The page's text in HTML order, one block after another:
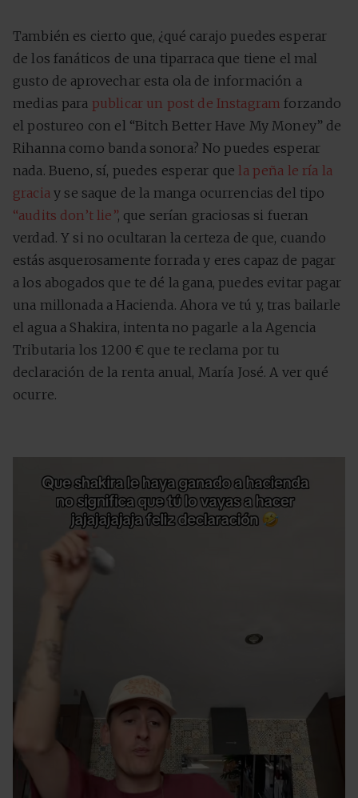
También es cierto que, ¿qué carajo puedes esperar
de los fanáticos de una tiparraca que tiene el mal
gusto de aprovechar esta ola de información a
medias para publicar un post de Instagram forzando
el postureo con el “Bitch Better Have My Money” de
Rihanna como banda sonora? No puedes esperar
nada. Bueno, sí, puedes esperar que la peña le ría la
gracia y se saque de la manga ocurrencias del tipo
“audits don’t lie”, que serían graciosas si fueran
verdad. Y si no ocultaran la certeza de que, cuando
estás asquerosamente forrada y eres capaz de pagar
a los abogados que te dé la gana, puedes evitar pagar
una millonada a Hacienda. Ahora ve tú y, tras bailarle
el agua a Shakira, intenta no pagarle a la Agencia
Tributaria los 1200 € que te reclama por tu
declaración de la renta anual, María José. A ver qué
ocurre.